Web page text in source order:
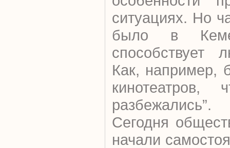
ситуациях. Но
было в
способствует
Как, например,
разбежались”.
Сегодня
начали